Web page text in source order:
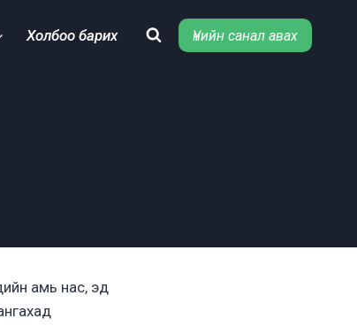
Холбоо барих Үнийн санал авах
амь нас, эд